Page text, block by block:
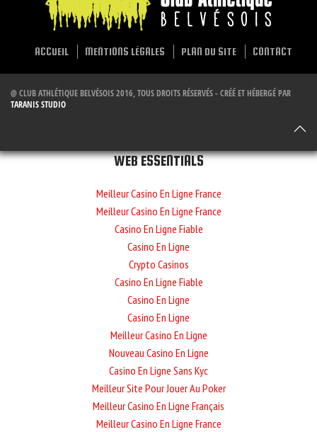
ACCUEIL MENTIONS LÉGALES PLAN DU SITE CONTACT
@ CLUB ATHLÉTIQUE BELVÉSOIS 2016, TOUS DROITS RÉSERVÉS - CRÉÉ ET HÉBERGÉ PAR
TARANIS STUDIO
WEB ESSENTIALS
Meilleur Casino En Ligne France
Meilleur Casino En Ligne France
Casino En Ligne Fiable
Casino En Ligne
Crypto Casinos
Casino En Ligne Fiable
Casino En Ligne
Casino En Ligne
Meilleur Casino En Ligne
Nouveau Casino En Ligne
Casino En Ligne Sans Kyc
Meilleur Site Pour Jouer Au Poker
Meilleur Casino En Ligne Français
Meilleur Casino En Ligne France